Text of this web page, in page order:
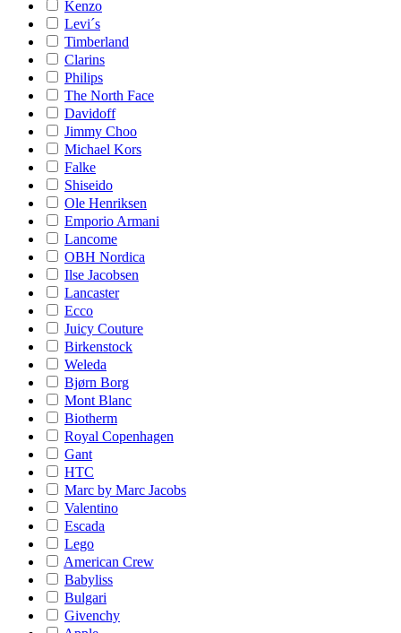
Kenzo
Levi´s
Timberland
Clarins
Philips
The North Face
Davidoff
Jimmy Choo
Michael Kors
Falke
Shiseido
Ole Henriksen
Emporio Armani
Lancome
OBH Nordica
Ilse Jacobsen
Lancaster
Ecco
Juicy Couture
Birkenstock
Weleda
Bjørn Borg
Mont Blanc
Biotherm
Royal Copenhagen
Gant
HTC
Marc by Marc Jacobs
Valentino
Escada
Lego
American Crew
Babyliss
Bulgari
Givenchy